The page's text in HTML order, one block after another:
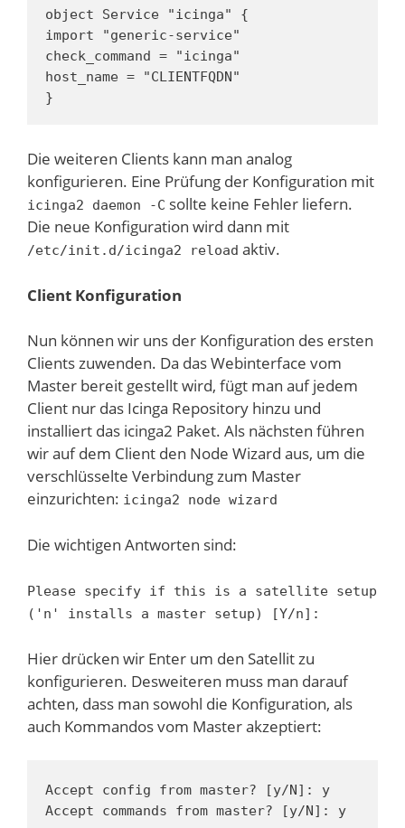
object Service "icinga" {
import "generic-service"
check_command = "icinga"
host_name = "CLIENTFQDN"
}
Die weiteren Clients kann man analog
konfigurieren. Eine Prüfung der Konfiguration mit
icinga2 daemon -C sollte keine Fehler liefern.
Die neue Konfiguration wird dann mit
/etc/init.d/icinga2 reload aktiv.
Client Konfiguration
Nun können wir uns der Konfiguration des ersten
Clients zuwenden. Da das Webinterface vom
Master bereit gestellt wird, fügt man auf jedem
Client nur das Icinga Repository hinzu und
installiert das icinga2 Paket. Als nächsten führen
wir auf dem Client den Node Wizard aus, um die
verschlüsselte Verbindung zum Master
einzurichten: icinga2 node wizard
Die wichtigen Antworten sind:
Please specify if this is a satellite setup
('n' installs a master setup) [Y/n]:
Hier drücken wir Enter um den Satellit zu
konfigurieren. Desweiteren muss man darauf
achten, dass man sowohl die Konfiguration, als
auch Kommandos vom Master akzeptiert:
Accept config from master? [y/N]: y
Accept commands from master? [y/N]: y